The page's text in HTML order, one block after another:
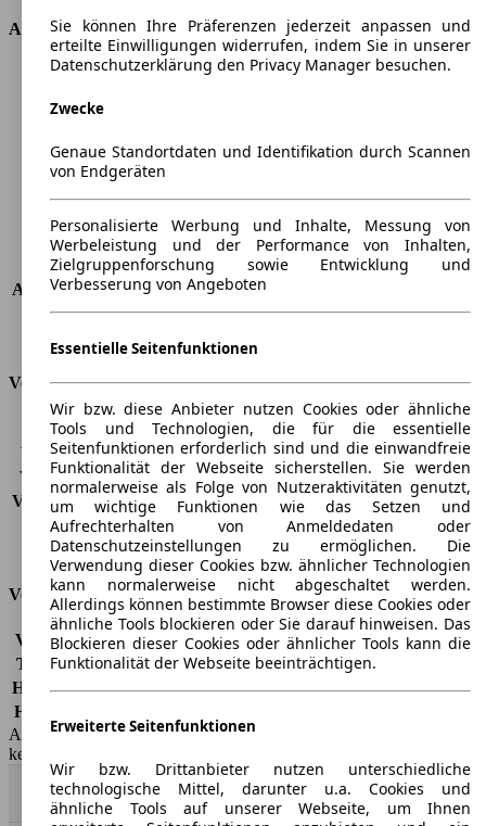
Abmessungen
Länge
4850 mm
Höhe
Radstand
-
Maximalgewicht
Türen
Sitze
4
Dachlast
-
Anhängelast (ungebremst) 750 kg
Anhängelast (gebremst)
1800 kg
Verbrauch
CO2 Emissionen*
-
Verbrauch (Stadt)
-
Verbrauch (Land)
-
Verbrauch (komb.)*
Schadstoffklasse
EU6e
Tankinhalt
66 l
Versicherungsklassen
Vollkasko -
Teilkasko -
Haftpflicht -
HSN/TSN
AutoScout24 GmbH übernimmt für die Richtigkeit der Angaben
keine Gewähr.
Nach Oben
Sie können Ihre Präferenzen jederzeit anpassen und
erteilte Einwilligungen widerrufen, indem Sie in unserer
Datenschutzerklärung den Privacy Manager besuchen.
Zwecke
Genaue Standortdaten und Identifikation durch Scannen
von Endgeräten
Personalisierte Werbung und Inhalte, Messung von
Werbeleistung und der Performance von Inhalten,
Zielgruppenforschung sowie Entwicklung und
Verbesserung von Angeboten
Essentielle Seitenfunktionen
Wir bzw. diese Anbieter nutzen Cookies oder ähnliche
Tools und Technologien, die für die essentielle
Seitenfunktionen erforderlich sind und die einwandfreie
Funktionalität der Webseite sicherstellen. Sie werden
normalerweise als Folge von Nutzeraktivitäten genutzt,
um wichtige Funktionen wie das Setzen und
Aufrechterhalten von Anmeldedaten oder
Datenschutzeinstellungen zu ermöglichen. Die
Verwendung dieser Cookies bzw. ähnlicher Technologien
kann normalerweise nicht abgeschaltet werden.
Allerdings können bestimmte Browser diese Cookies oder
ähnliche Tools blockieren oder Sie darauf hinweisen. Das
Blockieren dieser Cookies oder ähnlicher Tools kann die
Funktionalität der Webseite beeinträchtigen.
Erweiterte Seitenfunktionen
Wir bzw. Drittanbieter nutzen unterschiedliche
technologische Mittel, darunter u.a. Cookies und
ähnliche Tools auf unserer Webseite, um Ihnen